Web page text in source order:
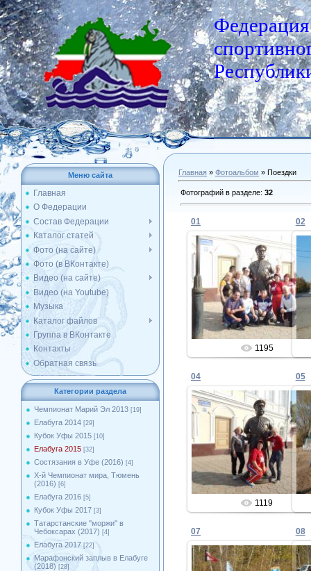
Федерация
Меню сайта
Главная
О Федерации
Состав Федерации
Каталог статей
Фото (на сайте)
Фото (в ВКонтакте)
Видео (на сайте)
Видео (на Youtube)
Музыка
Каталог файлов
Группа в ВКонтакте
Контакты
Обратная связь
Категории раздела
Чемпионат Марий Эл 2013 [19]
Елабуга 2014 [29]
Кубок Уфы 2015 [10]
Елабуга 2015 [32]
Состязания в Уфе (2016) [4]
X-й Чемпионат мира, Тюмень
(2016) [6]
Елабуга 2016 [5]
Кубок Уфы 2017 [3]
Татарстанские ''моржи'' в
Чебоксарах (2017) [4]
Елабуга 2017 [22]
Марафонский заплыв в Елабуге
(2018) [28]
Главная » Фотоальбом » Поездки
Фотографий в разделе: 32
01
30.09.2015
Admin
1195
02
04
30.09.2015
Admin
1119
05
07 08